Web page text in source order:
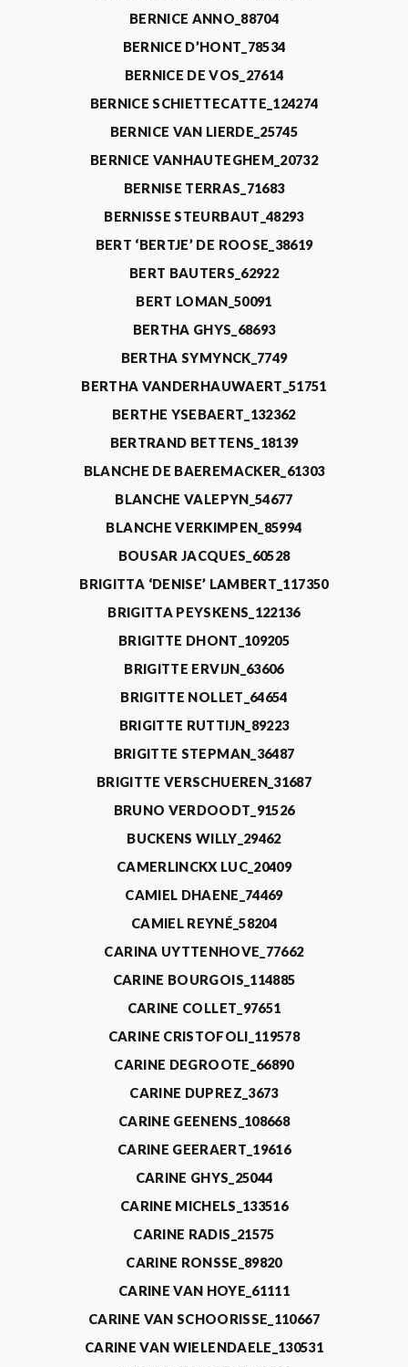
BERNICE ANNO_88704
BERNICE D’HONT_78534
BERNICE DE VOS_27614
BERNICE SCHIETTECATTE_124274
BERNICE VAN LIERDE_25745
BERNICE VANHAUTEGHEM_20732
BERNISE TERRAS_71683
BERNISSE STEURBAUT_48293
BERT ‘BERTJE’ DE ROOSE_38619
BERT BAUTERS_62922
BERT LOMAN_50091
BERTHA GHYS_68693
BERTHA SYMYNCK_7749
BERTHA VANDERHAUWAERT_51751
BERTHE YSEBAERT_132362
BERTRAND BETTENS_18139
BLANCHE DE BAEREMACKER_61303
BLANCHE VALEPYN_54677
BLANCHE VERKIMPEN_85994
BOUSAR JACQUES_60528
BRIGITTA ‘DENISE’ LAMBERT_117350
BRIGITTA PEYSKENS_122136
BRIGITTE DHONT_109205
BRIGITTE ERVIJN_63606
BRIGITTE NOLLET_64654
BRIGITTE RUTTIJN_89223
BRIGITTE STEPMAN_36487
BRIGITTE VERSCHUEREN_31687
BRUNO VERDOODT_91526
BUCKENS WILLY_29462
CAMERLINCKX LUC_20409
CAMIEL DHAENE_74469
CAMIEL REYNÉ_58204
CARINA UYTTENHOVE_77662
CARINE BOURGOIS_114885
CARINE COLLET_97651
CARINE CRISTOFOLI_119578
CARINE DEGROOTE_66890
CARINE DUPREZ_3673
CARINE GEENENS_108668
CARINE GEERAERT_19616
CARINE GHYS_25044
CARINE MICHELS_133516
CARINE RADIS_21575
CARINE RONSSE_89820
CARINE VAN HOYE_61111
CARINE VAN SCHOORISSE_110667
CARINE VAN WIELENDAELE_130531